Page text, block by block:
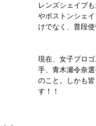
レンズシェイプ
やボストンシェ
けでなく、普段使
現在、女子プロ
手、青木瀬令奈
のこと。しかも
す！！
。